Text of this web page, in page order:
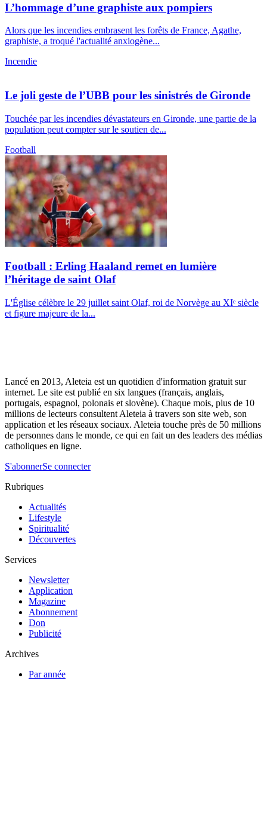
L’hommage d’une graphiste aux pompiers
Alors que les incendies embrasent les forêts de France, Agathe,
graphiste, a troqué l'actualité anxiogène...
Incendie
Le joli geste de l’UBB pour les sinistrés de Gironde
Touchée par les incendies dévastateurs en Gironde, une partie de la
population peut compter sur le soutien de...
Football
Football : Erling Haaland remet en lumière
l’héritage de saint Olaf
L'Église célèbre le 29 juillet saint Olaf, roi de Norvège au XIᵉ siècle
et figure majeure de la...
Lancé en 2013, Aleteia est un quotidien d'information gratuit sur
internet. Le site est publié en six langues (français, anglais,
portugais, espagnol, polonais et slovène). Chaque mois, plus de 10
millions de lecteurs consultent Aleteia à travers son site web, son
application et les réseaux sociaux. Aleteia touche près de 50 millions
de personnes dans le monde, ce qui en fait un des leaders des médias
catholiques en ligne.
S'abonnerSe connecter
Rubriques
Actualités
Lifestyle
Spiritualité
Découvertes
Services
Newsletter
Application
Magazine
Abonnement
Don
Publicité
Archives
Par année